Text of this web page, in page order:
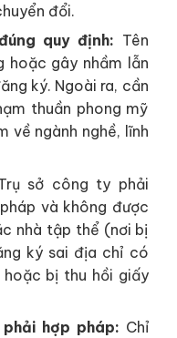
đổi.
quy định: Tên
hoặc gây nhầm lẫn
ký. Ngoài ra, cần
thuần phong mỹ
về ngành nghề, lĩnh
sở công ty phải
và không được
nhà tập thể (nơi bị
ký sai địa chỉ có
bị thu hồi giấy
hợp pháp: Chỉ